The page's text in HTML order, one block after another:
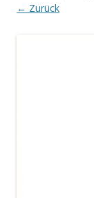
← Zurück